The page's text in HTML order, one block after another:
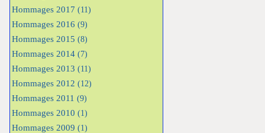
Hommages 2017 (11)
Hommages 2016 (9)
Hommages 2015 (8)
Hommages 2014 (7)
Hommages 2013 (11)
Hommages 2012 (12)
Hommages 2011 (9)
Hommages 2010 (1)
Hommages 2009 (1)